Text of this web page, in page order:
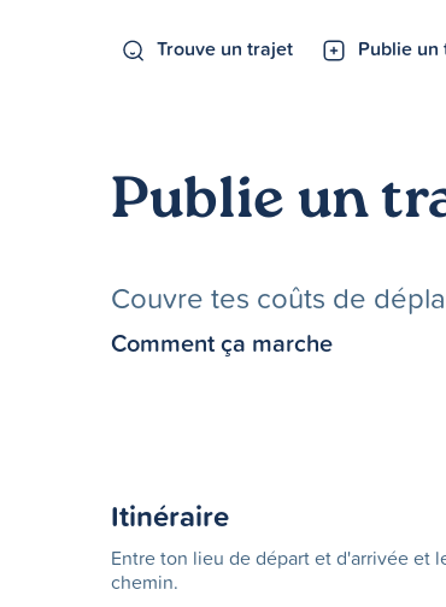
Trouve un trajet Publie un
Publie un
Couvre tes coûts de
Comment ça marche
Itinéraire
Entre ton lieu de départ et d'arrivée et
chemin.